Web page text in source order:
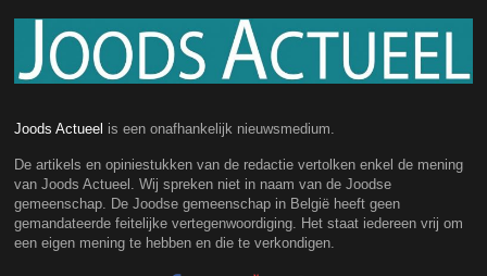
Joods Actueel is een onafhankelijk nieuwsmedium.
De artikels en opiniestukken van de redactie vertolken enkel de mening
van Joods Actueel. Wij spreken niet in naam van de Joodse
gemeenschap. De Joodse gemeenschap in België heeft geen
gemandateerde feitelijke vertegenwoordiging. Het staat iedereen vrij om
een eigen mening te hebben en die te verkondigen.